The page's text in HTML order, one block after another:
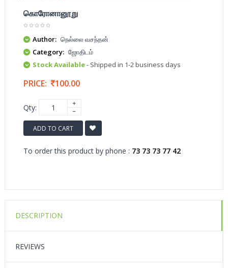
கொரோனானூறு
Author: நெல்லை வசந்தன்
Category: ஜோதிடம்
Stock Available- Shipped in 1-2 business days
PRICE: 100.00
Qty:
ADD TO CART
To order this product by phone : 73 73 73 77 42
DESCRIPTION
REVIEWS